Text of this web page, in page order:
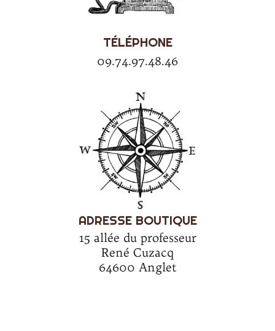
TÉLÉPHONE
09.74.97.48.46
ADRESSE BOUTIQUE
15 allée du professeur
René Cuzacq
64600 Anglet